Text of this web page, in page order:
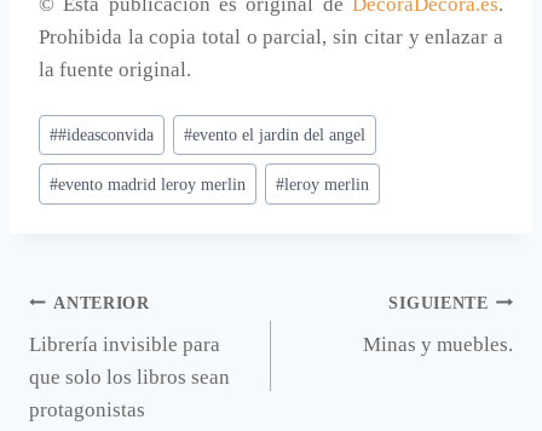
Prohibida la copia total o parcial, sin citar y enlazar a
la fuente original.
Etiquetas
de
la
##ideasconvida #evento el jardin del angel
#evento madrid leroy merlin #leroy merlin
Navegación
de
entradas
ANTERIOR
Librería invisible para
que solo los libros sean
protagonistas
SIGUIENTE
Minas y muebles.